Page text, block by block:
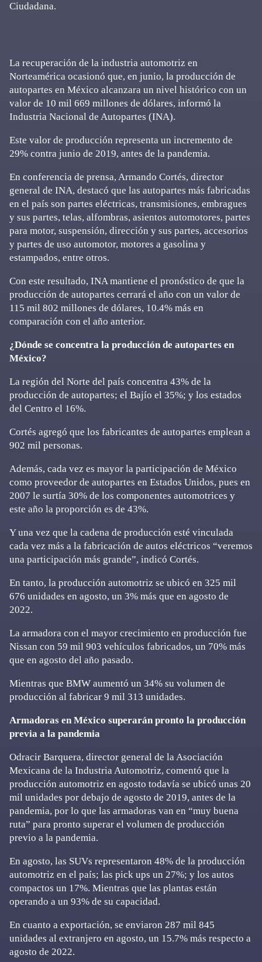
Ciudadana.
La recuperación de la industria automotriz en
Norteamérica ocasionó que, en junio, la producción de
autopartes en México alcanzara un nivel histórico con un
valor de 10 mil 669 millones de dólares, informó la
Industria Nacional de Autopartes (INA).
Este valor de producción representa un incremento de
29% contra junio de 2019, antes de la pandemia.
En conferencia de prensa, Armando Cortés, director
general de INA, destacó que las autopartes más fabricadas
en el país son partes eléctricas, transmisiones, embragues
y sus partes, telas, alfombras, asientos automotores, partes
para motor, suspensión, dirección y sus partes, accesorios
y partes de uso automotor, motores a gasolina y
estampados, entre otros.
Con este resultado, INA mantiene el pronóstico de que la
producción de autopartes cerrará el año con un valor de
115 mil 802 millones de dólares, 10.4% más en
comparación con el año anterior.
¿Dónde se concentra la producción de autopartes en
México?
La región del Norte del país concentra 43% de la
producción de autopartes; el Bajío el 35%; y los estados
del Centro el 16%.
Cortés agregó que los fabricantes de autopartes emplean a
902 mil personas.
Además, cada vez es mayor la participación de México
como proveedor de autopartes en Estados Unidos, pues en
2007 le surtía 30% de los componentes automotrices y
este año la proporción es de 43%.
Y una vez que la cadena de producción esté vinculada
cada vez más a la fabricación de autos eléctricos “veremos
una participación más grande”, indicó Cortés.
En tanto, la producción automotriz se ubicó en 325 mil
676 unidades en agosto, un 3% más que en agosto de
2022.
La armadora con el mayor crecimiento en producción fue
Nissan con 59 mil 903 vehículos fabricados, un 70% más
que en agosto del año pasado.
Mientras que BMW aumentó un 34% su volumen de
producción al fabricar 9 mil 313 unidades.
Armadoras en México superarán pronto la producción
previa a la pandemia
Odracir Barquera, director general de la Asociación
Mexicana de la Industria Automotriz, comentó que la
producción automotriz en agosto todavía se ubicó unas 20
mil unidades por debajo de agosto de 2019, antes de la
pandemia, por lo que las armadoras van en “muy buena
ruta” para pronto superar el volumen de producción
previo a la pandemia.
En agosto, las SUVs representaron 48% de la producción
automotriz en el país; las pick ups un 27%; y los autos
compactos un 17%. Mientras que las plantas están
operando a un 93% de su capacidad.
En cuanto a exportación, se enviaron 287 mil 845
unidades al extranjero en agosto, un 15.7% más respecto a
agosto de 2022.